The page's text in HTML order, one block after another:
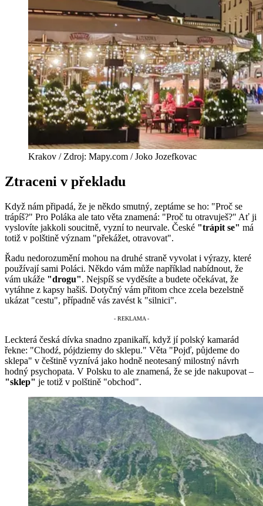
Krakov / Zdroj: Mapy.com / Joko Jozefkovac
Ztraceni v překladu
Když nám připadá, že je někdo smutný, zeptáme se ho: "Proč se
trápíš?" Pro Poláka ale tato věta znamená: "Proč tu otravuješ?" Ať ji
vyslovíte jakkoli soucitně, vyzní to neurvale. České "trápit se" má
totiž v polštině význam "překážet, otravovat".
Řadu nedorozumění mohou na druhé straně vyvolat i výrazy, které
používají sami Poláci. Někdo vám může například nabídnout, že
vám ukáže "drogu". Nejspíš se vyděsíte a budete očekávat, že
vytáhne z kapsy hašiš. Dotyčný vám přitom chce zcela bezelstně
ukázat "cestu", případně vás zavést k "silnici".
Leckterá česká dívka snadno zpanikaří, když jí polský kamarád
řekne: "Chodź, pójdziemy do sklepu." Věta "Pojď, půjdeme do
sklepa" v češtině vyznívá jako hodně neotesaný milostný návrh
hodný psychopata. V Polsku to ale znamená, že se jde nakupovat –
"sklep" je totiž v polštině "obchod".